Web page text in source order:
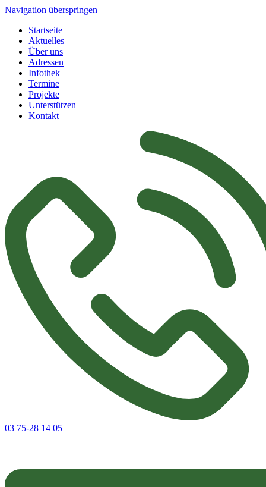
Navigation überspringen
Startseite
Aktuelles
Über uns
Adressen
Infothek
Termine
Projekte
Unterstützen
Kontakt
03 75-28 14 05